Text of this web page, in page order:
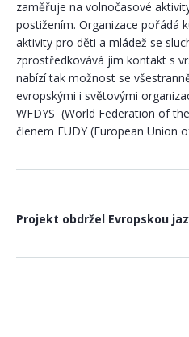
zaměřuje na volnočasové
postižením. Organizace pořádá
aktivity pro děti a mládež se
zprostředkovává jim kontakt s
nabízí tak možnost se
evropskými i světovými
WFDYS (World Federation of
členem EUDY (European Union
Projekt obdržel Evropskou